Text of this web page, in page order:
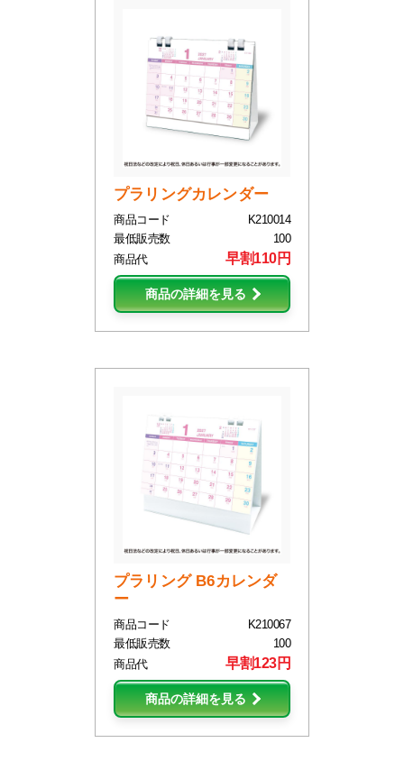
プラリングカレンダー
商品コード
K210014
最低販売数
100
商品代
早割110円
商品の詳細を見る
プラリング B6カレンダ
ー
商品コード
K210067
最低販売数
100
商品代
早割123円
商品の詳細を見る